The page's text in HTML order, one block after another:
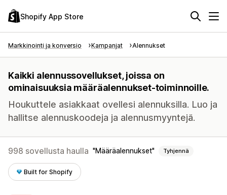
Shopify App Store
Markkinointi ja konversio Kampanjat Alennukset
Kaikki alennussovellukset, joissa on
ominaisuuksia määräalennukset-toiminnoille.
Houkuttele asiakkaat ovellesi alennuksilla. Luo ja
hallitse alennuskoodeja ja alennusmyyntejä.
998 sovellusta haulla Määräalennukset Tyhjennä
Built for Shopify